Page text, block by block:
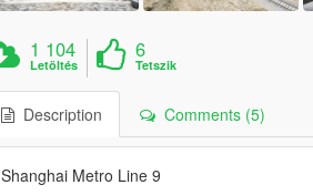
1 104
Letöltés
6
Tetszik
Description Comments (5)
Shanghai Metro Line 9